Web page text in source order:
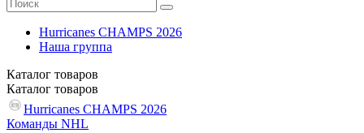
Hurricanes CHAMPS 2026
Наша группа
Каталог товаров
Каталог товаров
Hurricanes CHAMPS 2026
Команды NHL